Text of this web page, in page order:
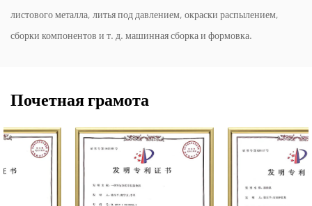
листового металла, литья под давлением, окраски распылением,
сборки компонентов и т. д. машинная сборка и формовка.
Почетная грамота